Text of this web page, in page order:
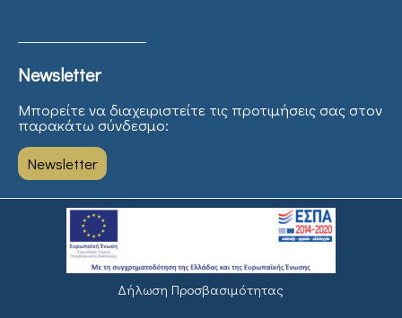
Newsletter
Μπορείτε να διαχειριστείτε τις προτιμήσεις σας στον
παρακάτω σύνδεσμο:
Newsletter
Δήλωση Προσβασιμότητας